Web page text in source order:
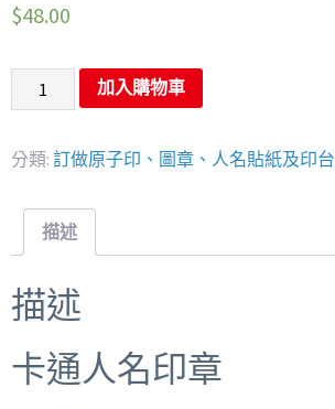
$48.00
加入購物車
分類: 訂做原子印、圖章、人名貼紙及印台
描述
描述
卡通人名印章